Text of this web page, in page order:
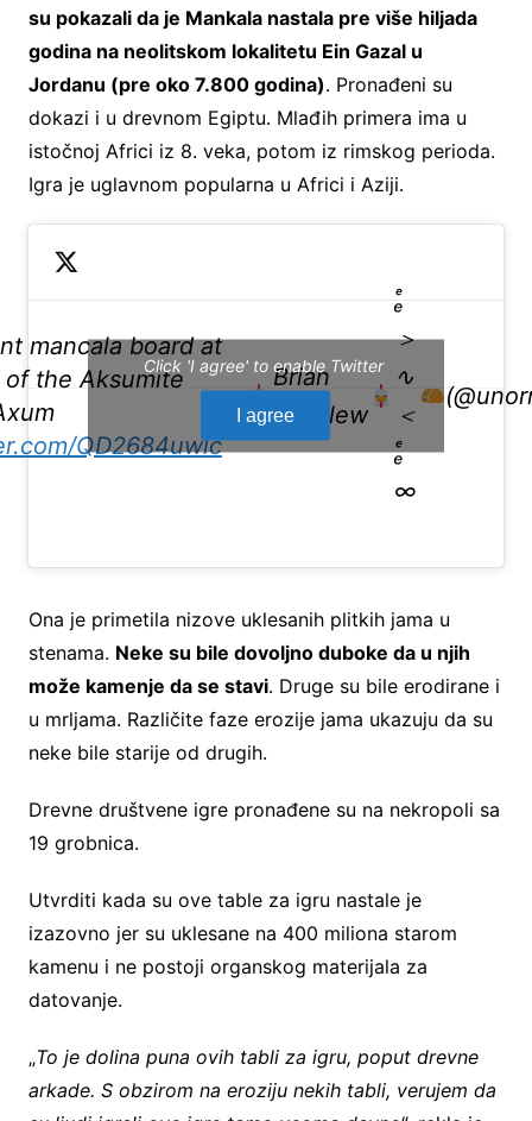
su pokazali da je Mankala nastala pre više hiljada
godina na neolitskom lokalitetu Ein Gazal u
Jordanu (pre oko 7.800 godina). Pronađeni su
dokazi i u drevnom Egiptu. Mlađih primera ima u
istočnoj Africi iz 8. veka, potom iz rimskog perioda.
Igra je uglavnom popularna u Africi i Aziji.
mancala board at
the Aksumite
QD2684uwlc
—
Brian
Bucklew
ₑͤ
＞
∿
＜
ₑͤ
∞
Click 'I agree' to enable Twitter
I agree
Ona je primetila nizove uklesanih plitkih jama u
stenama. Neke su bile dovoljno duboke da u njih
može kamenje da se stavi. Druge su bile erodirane i
u mrljama. Različite faze erozije jama ukazuju da su
neke bile starije od drugih.
Drevne društvene igre pronađene su na nekropoli sa
19 grobnica.
Utvrditi kada su ove table za igru nastale je
izazovno jer su uklesane na 400 miliona starom
kamenu i ne postoji organskog materijala za
datovanje.
„To je dolina puna ovih tabli za igru, poput drevne
arkade. S obzirom na eroziju nekih tabli, verujem da